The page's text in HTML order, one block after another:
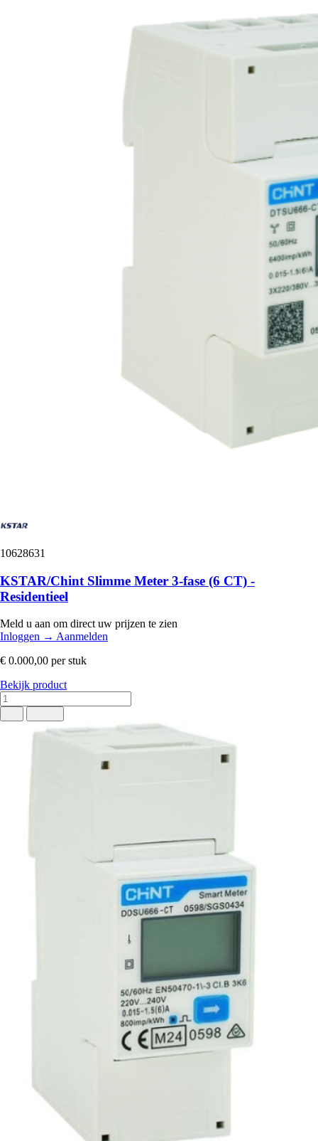
10628631
KSTAR/Chint Slimme Meter 3‑fase (6 CT) -
Residentieel
Meld u aan om direct uw prijzen te zien
Inloggen → Aanmelden
€ 0.000,00 per stuk
Bekijk product